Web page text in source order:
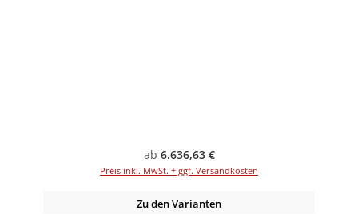
Regulärer Preis:
ab 6.636,63 €
Preis inkl. MwSt. + ggf. Versandkosten
Zu den Varianten